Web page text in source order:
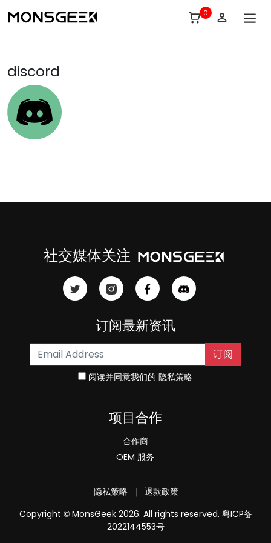
0
discord
社交媒体关注
订阅最新资讯
订阅
阅读并同意我们的隐私策略
项目合作
合作商
OEM 服务
隐私策略 ｜ 退款政策
Copyright ©MonsGeek 2026. All rights reserved. 粤ICP备
2022144553号